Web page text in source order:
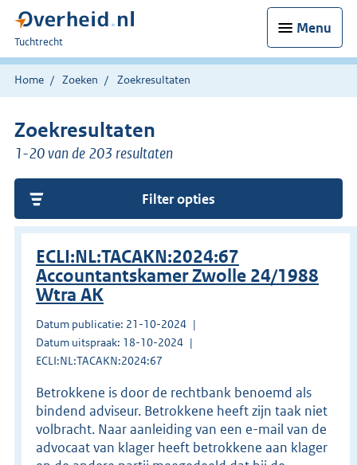
Menu
U
bent
hier:
Tuchtrecht
Home Zoeken Zoekresultaten
Zoekresultaten
1-20 van de 203 resultaten
Filter opties
ECLI:NL:TACAKN:2024:67
Accountantskamer Zwolle 24/1988
Wtra AK
Datum publicatie: 21-10-2024
Datum uitspraak: 18-10-2024
ECLI:NL:TACAKN:2024:67
Betrokkene is door de rechtbank benoemd als
bindend adviseur. Betrokkene heeft zijn taak niet
volbracht. Naar aanleiding van een e-mail van de
advocaat van klager heeft betrokkene aan klager